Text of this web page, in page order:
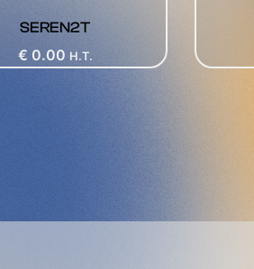
SEREN2T
€ 0.00 H.T.